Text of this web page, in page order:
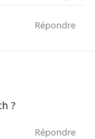
Répondre
?
Répondre